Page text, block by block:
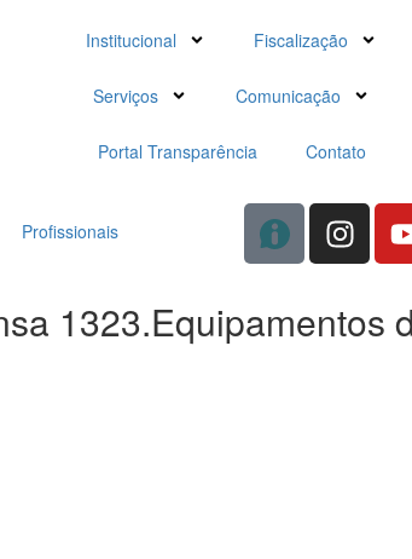
Institucional Fiscalização
Serviços Comunicação
Portal Transparência Contato
Profissionais
1323.Equipamentos